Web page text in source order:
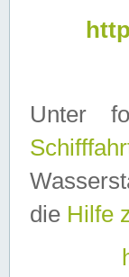
Unter
die Hilfe